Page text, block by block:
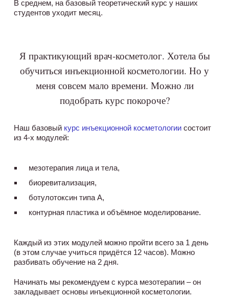
В среднем, на базовый теоретический курс у наших
студентов уходит месяц.
Я практикующий врач-косметолог. Хотела бы
обучиться инъекционной косметологии. Но у
меня совсем мало времени. Можно ли
подобрать курс покороче?
Наш базовый курс инъекционной косметологиисостоит
из 4-х модулей:
мезотерапия лица и тела,
биоревитализация,
ботулотоксин типа А,
контурная пластика и объёмное моделирование.
Каждый из этих модулей можно пройти всего за 1 день
(в этом случае учиться придётся 12 часов). Можно
разбивать обучение на 2 дня.
Начинать мы рекомендуем с курса мезотерапии – он
закладывает основы инъекционной косметологии.